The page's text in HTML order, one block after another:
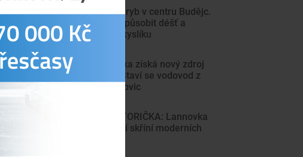
Sto mrtvých ryb v centru Budějc.
Úhyn mohl způsobit déšť a
nedostatek kyslíku
Sever Písecka získá nový zdroj
pitné vody. Staví se vodovod z
Krsic do Mirovic
DRBNA HISTORIČKA: Lannovka
byla výkladní skříní moderních